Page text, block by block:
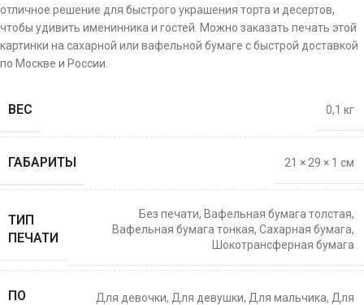
отличное решение для быстрого украшения торта и десертов,
чтобы удивить именинника и гостей. Можно заказать печать этой
картинки на сахарной или вафельной бумаге с быстрой доставкой
по Москве и России.
ВЕС 0,1 кг
ГАБАРИТЫ 21 × 29 × 1 см
ТИП
ПЕЧАТИ
Без печати, Вафельная бумага толстая,
Вафельная бумага тонкая, Сахарная бумага,
Шокотрансферная бумага
ПО
Для девочки, Для девушки, Для мальчика, Для